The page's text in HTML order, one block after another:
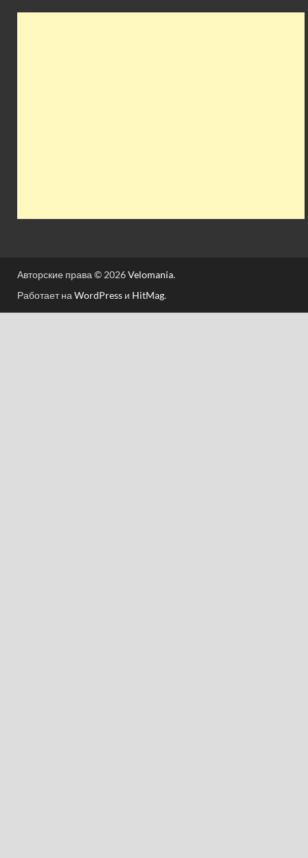
Авторские права © 2026Velomania.
Работает на WordPress и HitMag.